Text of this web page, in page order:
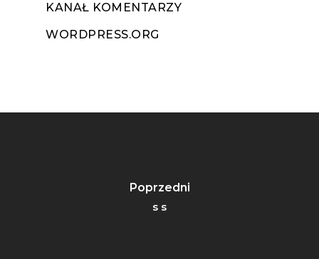
KANAŁ KOMENTARZY
WORDPRESS.ORG
Poprzedni
s s